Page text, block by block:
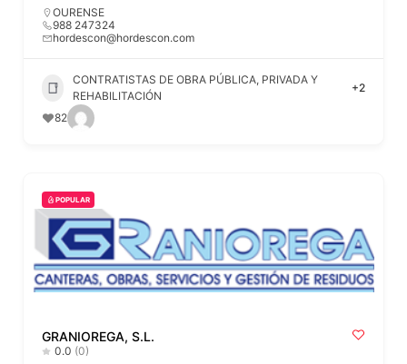
OURENSE
988 247324
hordescon@hordescon.com
CONTRATISTAS DE OBRA PÚBLICA, PRIVADA Y
REHABILITACIÓN
+2
82
POPULAR
GRANIOREGA, S.L.
0.0 (0)